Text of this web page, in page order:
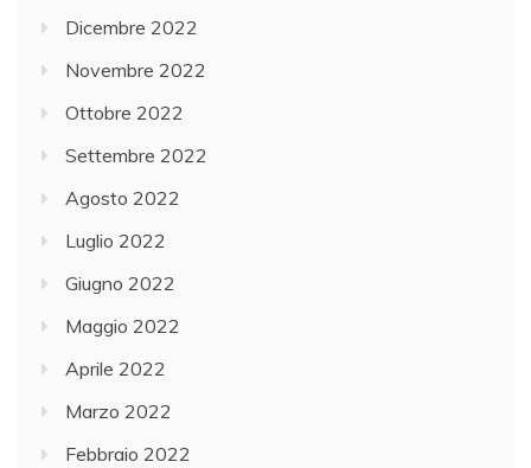
Dicembre 2022
Novembre 2022
Ottobre 2022
Settembre 2022
Agosto 2022
Luglio 2022
Giugno 2022
Maggio 2022
Aprile 2022
Marzo 2022
Febbraio 2022